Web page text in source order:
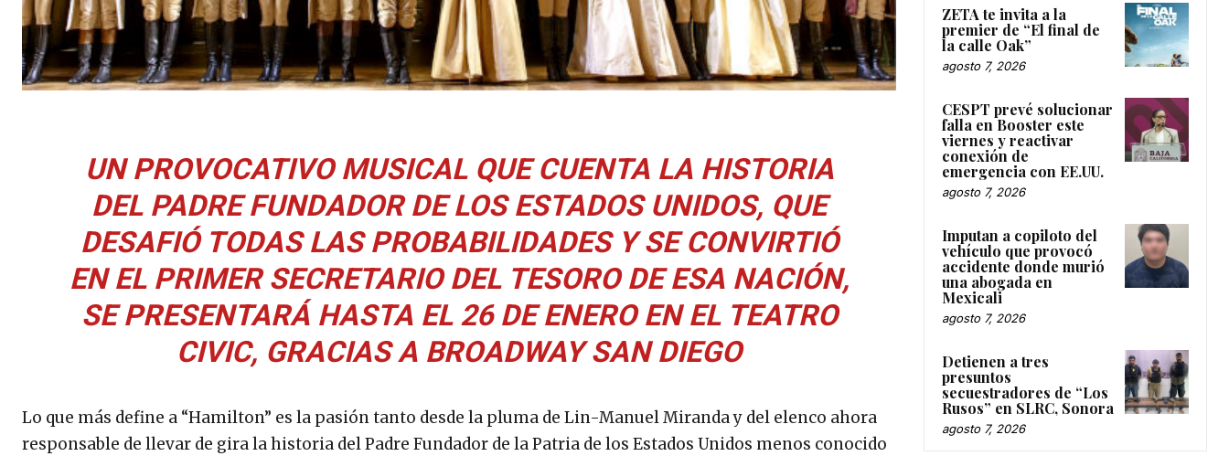
UN PROVOCATIVO MUSICAL QUE CUENTA LA HISTORIA
DEL PADRE FUNDADOR DE LOS ESTADOS UNIDOS, QUE
DESAFIÓ TODAS LAS PROBABILIDADES Y SE CONVIRTIÓ
EN EL PRIMER SECRETARIO DEL TESORO DE ESA NACIÓN,
SE PRESENTARÁ HASTA EL 26 DE ENERO EN EL TEATRO
CIVIC, GRACIAS A BROADWAY SAN DIEGO
Lo que más define a “Hamilton” es la pasión tanto desde la pluma de Lin-Manuel Miranda y del elenco ahora
responsable de llevar de gira la historia del Padre Fundador de la Patria de los Estados Unidos menos conocido
ZETA te invita a la
premier de “El final de
la calle Oak”
agosto 7, 2026
CESPT prevé solucionar
falla en Booster este
viernes y reactivar
conexión de
emergencia con EE.UU.
agosto 7, 2026
Imputan a copiloto del
vehículo que provocó
accidente donde murió
una abogada en
Mexicali
agosto 7, 2026
Detienen a tres
presuntos
secuestradores de “Los
Rusos” en SLRC, Sonora
agosto 7, 2026